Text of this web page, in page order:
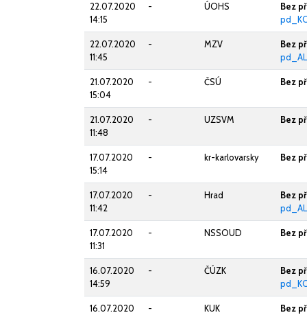
22.07.2020
14:15
- ÚOHS
Bez
22.07.2020
11:45
- MZV
Bez
21.07.2020
15:04
- ČSÚ Bez
21.07.2020
11:48
- UZSVM Bez
17.07.2020
15:14
- kr-karlovarsky Bez
17.07.2020
11:42
- Hrad
Bez
17.07.2020
11:31
- NSSOUD Bez
16.07.2020
14:59
- ČÚZK
Bez
16.07.2020
- KUK
Bez